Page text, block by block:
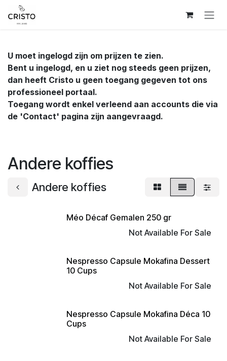
Overslaan naar inhoud
U moet ingelogd zijn om prijzen te zien.
Bent u ingelogd, en u ziet nog steeds geen prijzen,
dan heeft Cristo u geen toegang gegeven tot ons
professioneel portaal.
Toegang wordt enkel verleend aan accounts die via
de 'Contact' pagina zijn aangevraagd.
Andere koffies
Andere koffies
Méo Décaf Gemalen 250 gr
Not Available For Sale
Nespresso Capsule Mokafina Dessert
10 Cups
Not Available For Sale
Nespresso Capsule Mokafina Déca 10
Cups
Not Available For Sale